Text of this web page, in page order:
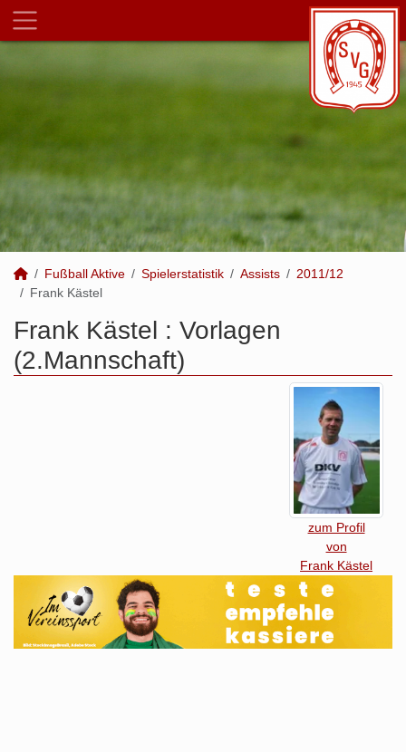
Fußball Aktive Spielerstatistik Assists
2011/12
Frank Kästel
Frank Kästel : Vorlagen
(2.Mannschaft)
zum Profil
von
Frank Kästel